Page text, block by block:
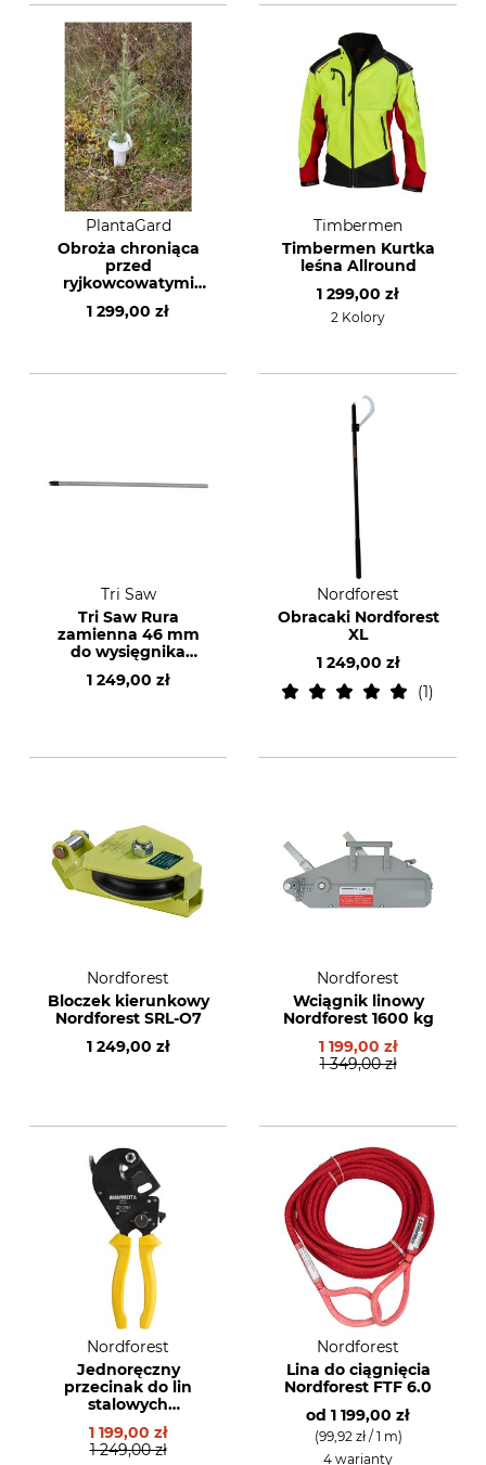
PlantaGard
Obroża chroniąca
przed
ryjkowcowatymi
HyloPro wykonana z
bio-plastiku
1 299,00 zł
Timbermen
Timbermen Kurtka
leśna Allround
1 299,00 zł
2 Kolory
Tri Saw
Tri Saw Rura
zamienna 46 mm
do wysięgnika
teleskopowego Tri
Saw Lock 25 KKG
1 249,00 zł
Nordforest
Obracaki Nordforest
XL
1 249,00 zł
1
Nordforest
Bloczek kierunkowy
Nordforest SRL-O7
1 249,00 zł
Nordforest
Wciągnik linowy
Nordforest 1600 kg
1 199,00 zł
1 349,00 zł
Nordforest
Jednoręczny
przecinak do lin
stalowych
Nordforest S13
1 199,00 zł
1 249,00 zł
Nordforest
Lina do ciągnięcia
Nordforest FTF 6.0
od 1 199,00 zł
(99,92 zł / 1 m)
4 warianty